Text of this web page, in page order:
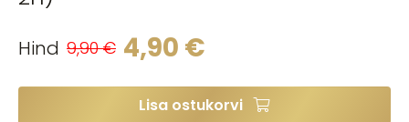
Hind 9,90€ 4,90 €
Lisa ostukorvi